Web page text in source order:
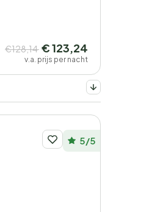
€128,14 € 123,24
v.a. prijs per nacht
5/5